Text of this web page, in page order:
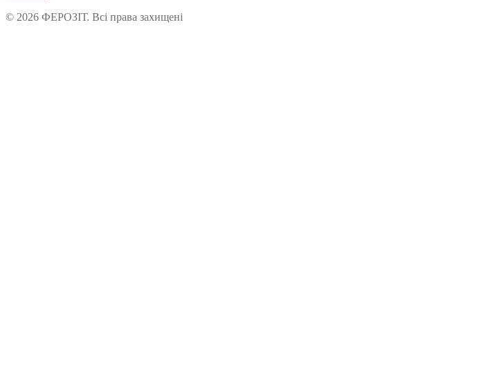
© 2026 ФЕРОЗІТ. Всі права захищені